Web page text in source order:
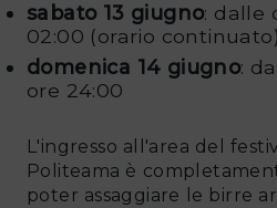
sabato 13 giugno: dalle
02:00 (orario continuato)
domenica 14 giugno:
ore 24:00
L'ingresso all'area del
Politeama è
poter assaggiare le birre